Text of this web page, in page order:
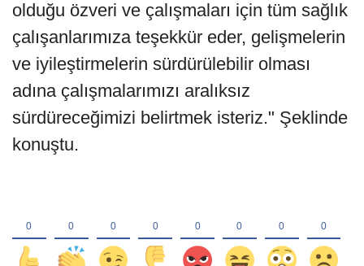
olduğu özveri ve çalışmaları için tüm sağlık
çalışanlarımıza teşekkür eder, gelişmelerin
ve iyileştirmelerin sürdürülebilir olması
adına çalışmalarımızı aralıksız
sürdüreceğimizi belirtmek isteriz." Şeklinde
konuştu.